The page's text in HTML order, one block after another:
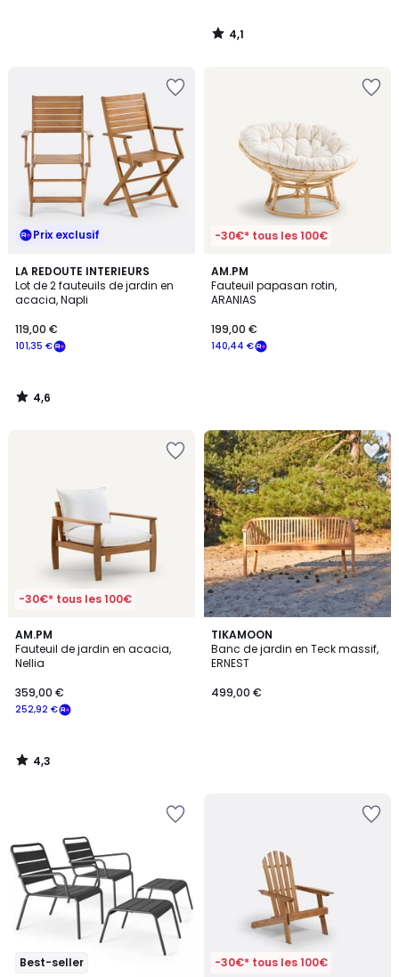
4,1
/
Prix exclusif
LA REDOUTE INTERIEURS
Lot de 2 fauteuils de jardin en
acacia, Napli
101,35 €
119,00 €
4,6
/ 5
4,6
/
-30€* tous les 100€
AM.PM
Fauteuil papasan rotin,
ARANIAS
140,44 €
199,00 €
-30€* tous les 100€
AM.PM
Fauteuil de jardin en acacia,
Nellia
252,92 €
359,00 €
4,3
/ 5
4,3
/
TIKAMOON
Banc de jardin en Teck massif,
ERNEST
499,00 €
Best-seller -30€* tous les 100€